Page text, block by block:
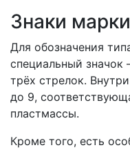
Знаки
Для обозначения
специальный
трёх стрелок.
до 9,
пластмассы.
Кроме того, есть